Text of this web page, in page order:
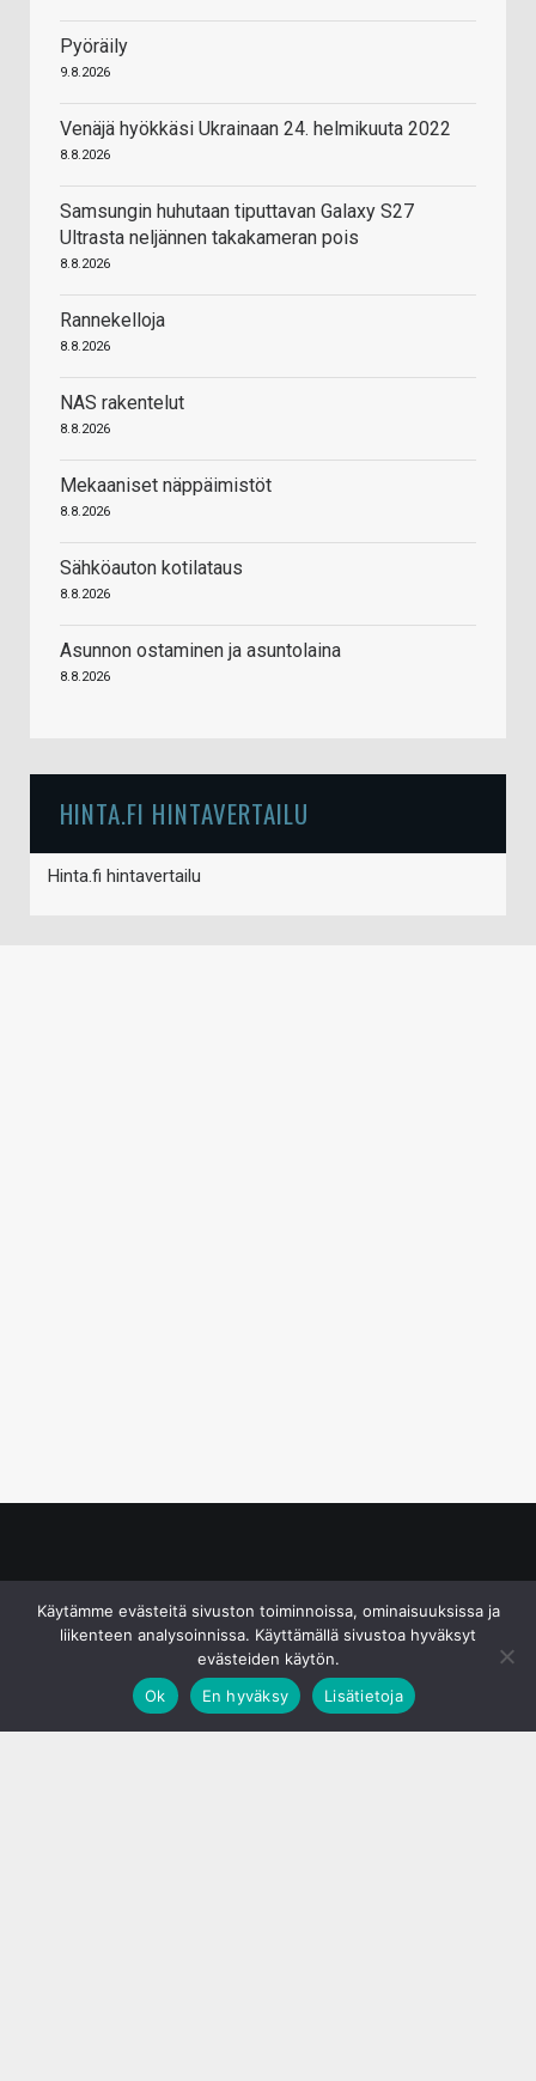
Pyöräily
9.8.2026
Venäjä hyökkäsi Ukrainaan 24. helmikuuta 2022
8.8.2026
Samsungin huhutaan tiputtavan Galaxy S27
Ultrasta neljännen takakameran pois
8.8.2026
Rannekelloja
8.8.2026
NAS rakentelut
8.8.2026
Mekaaniset näppäimistöt
8.8.2026
Sähköauton kotilataus
8.8.2026
Asunnon ostaminen ja asuntolaina
8.8.2026
HINTA.FI HINTAVERTAILU
Hinta.fi hintavertailu
Käytämme evästeitä sivuston toiminnoissa, ominaisuuksissa ja
liikenteen analysoinnissa. Käyttämällä sivustoa hyväksyt
evästeiden käytön.
Ok
En hyväksy Lisätietoja